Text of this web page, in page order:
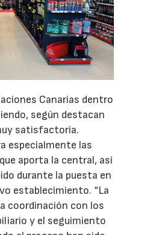
Canarias dentro
según destacan
satisfactoria.
especialmente las
aporta la central, así
durante la puesta en
establecimiento. “La
coordinación con los
y el seguimiento